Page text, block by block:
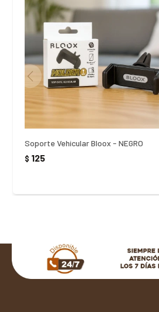
Soporte Vehicular Bloox - NEGRO
$ 125